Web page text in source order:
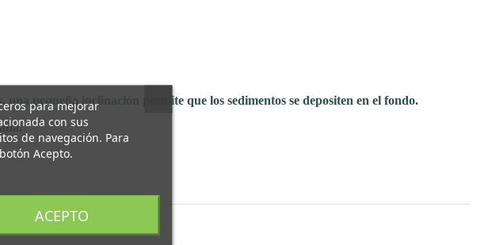
pequeña inclinación permite que los sedimentos se depositen en el fondo.
para mejorar
con sus
de navegación. Para
Acepto.
ACEPTO